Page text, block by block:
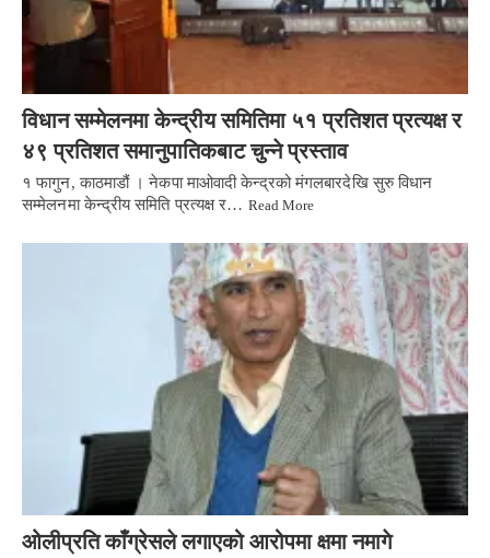
विधान सम्मेलनमा केन्द्रीय समितिमा ५१ प्रतिशत प्रत्यक्ष र
४९ प्रतिशत समानुपातिकबाट चुन्ने प्रस्ताव
१ फागुन, काठमाडौं । नेकपा माओवादी केन्द्रको मंगलबारदेखि सुरु विधान
सम्मेलनमा केन्द्रीय समिति प्रत्यक्ष र… Read More
ओलीप्रति काँग्रेसले लगाएको आरोपमा क्षमा नमागे